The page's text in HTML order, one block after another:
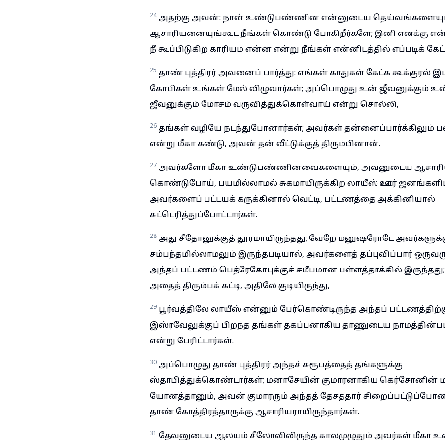
24 அதற்கு அவன்: நான் உண்டுபண்ணின என்னுடைய
ஆசாரியனையுங்கூட நீங்கள் கொண்டு போகிறீர்களே; இனி எனக்கு
நீ கூப்பிடுகிற காரியம் என்ன என்று நீங்கள் என்னிடத்தில் எப்படிக்
25 தாண் புத்திரர் அவனைப் பார்த்து: எங்கள் காதுகள் கேட்க கூக்குரல்
கோபிகள் உங்கள் மேல் விழுவார்கள்; அப்பொழுது உன் ஜீவனுக்கும்
ஜீவனுக்கும் மோசம் வருவித்துக்கொள்வாய் என்று சொல்லி,
26 தங்கள் வழியே நடந்துபோனார்கள்; அவர்கள் தன்னைப்பார்க்கிலும்
என்று மீகா கண்டு, அவன் தன் வீட்டுக்குத் திரும்பினான்.
27 அவர்களோ மீகா உண்டுபண்ணினவைகளையும், அவனுடைய
கொண்டுபோய், பயமில்லாமல் சுகமாயிருக்கிற லாயீஸ் ஊர்
அவர்களைப் பட்டயக் கருக்கினால் வெட்டி, பட்டணத்தை அக்கினியால்
சுட்டெரித்துப்போட்டார்கள்.
28 அது சீதோனுக்குத் தூரமாயிருந்தது; வேறே மனுஷரோடே
சம்பந்தமில்லாமலும் இருந்தபடியால், அவர்களைத் தப்புவிப்பார்
அந்தப் பட்டணம் பெத்ரேகோபுக்குச் சமீபமான பள்ளத்தாக்கில்
அதைத் திரும்பக் கட்டி, அதிலே குடியிருந்து,
29 பூர்வத்திலே லாயீஸ் என்னும் பேர்கொண்டிருந்த அந்தப்
இஸ்ரவேலுக்குப் பிறந்த தங்கள் தகப்பனாகிய தாணுடைய
என்று பேரிட்டார்கள்.
30 அப்பொழுது தாண் புத்திரர் அந்தச் சுரூபத்தைத் தங்களுக்கு
ஸ்தாபித்துக்கொண்டார்கள்; மனாசேயின் குமாரனாகிய கெர்சோனின்
யோனத்தானும், அவன் குமாரரும் அந்தத் தேசத்தார் சிறைப்பட்டுப்போன
தாண் கோத்திரத்தாருக்கு ஆசாரியராயிருந்தார்கள்.
31 தேவனுடைய ஆலயம் சீலோவிலிருந்த காலமுழுதும் அவர்கள்